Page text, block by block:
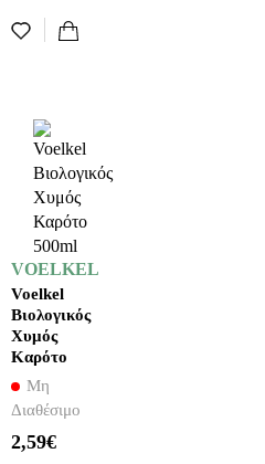
VOELKEL
Voelkel
Βιολογικός
Χυμός
Καρότο
500ml
Μη
Διαθέσιμο
2,59€